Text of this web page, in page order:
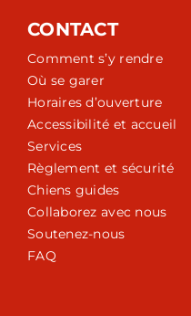
CONTACT
Comment s’y rendre
Où se garer
Horaires d’ouverture
Accessibilité et accueil
Services
Règlement et sécurité
Chiens guides
Collaborez avec nous
Soutenez-nous
FAQ